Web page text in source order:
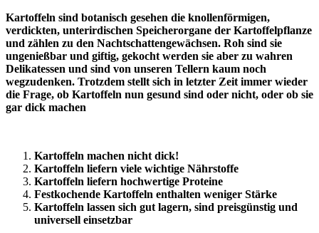
Kartoffeln sind botanisch gesehen die knollenförmigen,
verdickten, unterirdischen Speicherorgane der Kartoffelpflanze
und zählen zu den Nachtschattengewächsen. Roh sind sie
ungenießbar und giftig, gekocht werden sie aber zu wahren
Delikatessen und sind von unseren Tellern kaum noch
wegzudenken. Trotzdem stellt sich in letzter Zeit immer wieder
die Frage, ob Kartoffeln nun gesund sind oder nicht, oder ob sie
gar dick machen
Kartoffeln machen nicht dick!
Kartoffeln liefern viele wichtige Nährstoffe
Kartoffeln liefern hochwertige Proteine
Festkochende Kartoffeln enthalten weniger Stärke
Kartoffeln lassen sich gut lagern, sind preisgünstig und
universell einsetzbar